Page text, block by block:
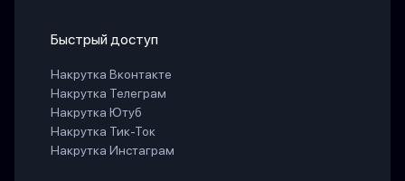
Быстрый доступ
Накрутка Вконтакте
Накрутка Телеграм
Накрутка Ютуб
Накрутка Тик-Ток
Накрутка Инстаграм